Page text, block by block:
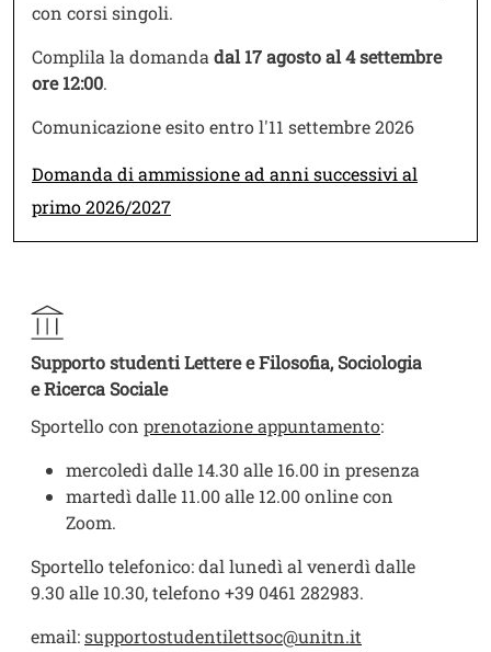
con corsi singoli.
Complila la domandadal 17 agosto al 4 settembre
ore 12:00.
Comunicazione esito entro l'11 settembre 2026
Link
Domanda di ammissione ad anni successivi al
primo 2026/2027
Supporto studenti Lettere e Filosofia, Sociologia
e Ricerca Sociale
Sportello con prenotazione appuntamento:
mercoledì dalle 14.30 alle 16.00 in presenza
martedì dalle 11.00 alle 12.00 online con
Zoom.
Sportello telefonico: dal lunedì al venerdì dalle
9.30 alle 10.30, telefono +39 0461 282983.
email:supportostudentilettsoc@unitn.it